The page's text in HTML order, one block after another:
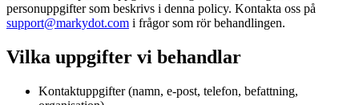
personuppgifter som beskrivs i denna policy. Kontakta oss på
support@markydot.com i frågor som rör behandlingen.
Vilka uppgifter vi behandlar
Kontaktuppgifter (namn, e-post, telefon, befattning,